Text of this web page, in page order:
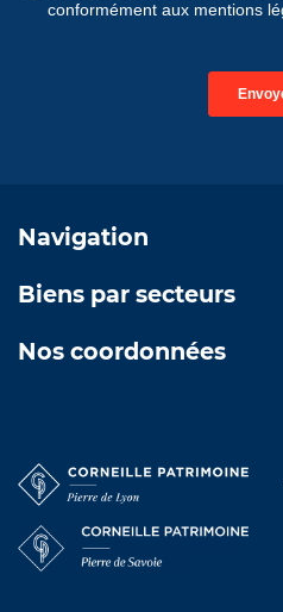
Navigation
Biens par secteurs
Nos coordonnées